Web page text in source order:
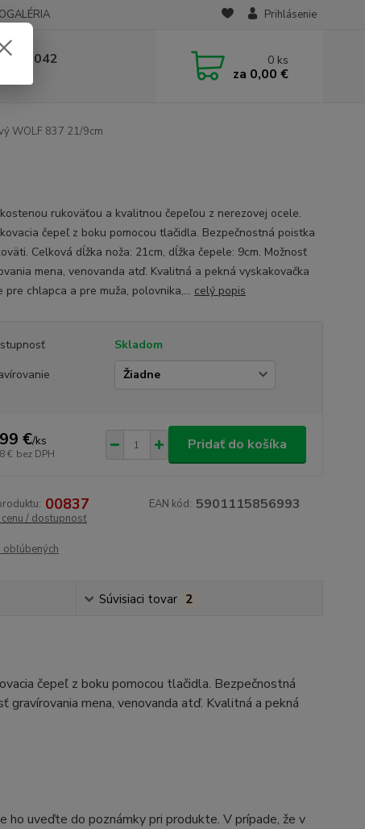
Prihlásenie
236 042 0 ks
za 0,00 €
WOLF 837 21/9cm
rukoväťou a kvalitnou čepeľou z nerezovej ocele.
čepeľ z boku pomocou tlačidla. Bezpečnostná poistka
Celková dĺžka noža: 21cm, dĺžka čepele: 9cm. Možnosť
mena, venovanda atď. Kvalitná a pekná vyskakovačka
pre chlapca a pre muža, polovnika,... celý popis
Skladom
€/ks
€ bez DPH
Pridať do košíka
00837 EAN kód: 5901115856993
/ dostupnosť
obľúbených
Súvisiaci tovar 2
čepeľ z boku pomocou tlačidla. Bezpečnostná
mena, venovanda atď. Kvalitná a pekná
ho uveďte do poznámky pri produkte. V prípade, že v